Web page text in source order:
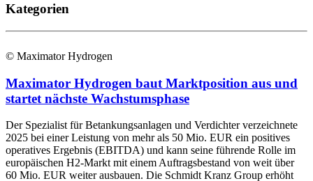
Kategorien
© Maximator Hydrogen
Maximator Hydrogen baut Marktposition aus und
startet nächste Wachstumsphase
Der Spezialist für Betankungsanlagen und Verdichter verzeichnete
2025 bei einer Leistung von mehr als 50 Mio. EUR ein positives
operatives Ergebnis (EBITDA) und kann seine führende Rolle im
europäischen H2-Markt mit einem Auftragsbestand von weit über
60 Mio. EUR weiter ausbauen. Die Schmidt Kranz Group erhöht